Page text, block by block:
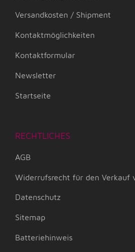
Versandkosten / Shipment
Kontaktmöglichkeiten
Kontaktformular
Newsletter
Startseite
RECHTLICHES
AGB
Widerrufsrecht für den Verkauf
Datenschutz
Sitemap
Batteriehinweis